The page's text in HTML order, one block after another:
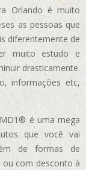
Orlando é muito
as pessoas que
diferentemente de
muito estudo e
drasticamente.
informações etc,
é uma mega
que você vai
de formas de
com desconto à